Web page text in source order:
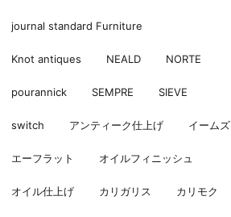
journal standard Furniture
Knot antiques NEALD NORTE
pourannick SEMPRE SIEVE
switch アンティーク仕上げ イームズ
エーフラット オイルフィニッシュ
オイル仕上げ カリガリス カリモク